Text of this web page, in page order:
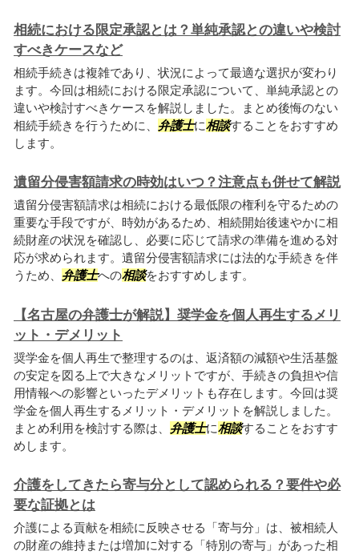
相続における限定承認とは？単純承認との違いや検討
すべきケースなど
相続手続きは複雑であり、状況によって最適な選択が変わり
ます。今回は相続における限定承認について、単純承認との
違いや検討すべきケースを解説しました。まとめ後悔のない
相続手続きを行うために、 弁護士に相談することをおすすめ
します。
遺留分侵害額請求の時効はいつ？注意点も併せて解説
遺留分侵害額請求は相続における最低限の権利を守るための
重要な手段ですが、時効があるため、相続開始後速やかに相
続財産の状況を確認し、必要に応じて請求の準備を進める対
応が求められます。遺留分侵害額請求には法的な手続きを伴
うため、 弁護士への相談をおすすめします。
【名古屋の弁護士が解説】奨学金を個人再生するメリ
ット・デメリット
奨学金を個人再生で整理するのは、返済額の減額や生活基盤
の安定を図る上で大きなメリットですが、手続きの負担や信
用情報への影響といったデメリットも存在します。今回は奨
学金を個人再生するメリット・デメリットを解説しました。
まとめ利用を検討する際は、 弁護士に相談することをおすす
めします。
介護をしてきたら寄与分として認められる？要件や必
要な証拠とは
介護による貢献を相続に反映させる「寄与分」は、被相続人
の財産の維持または増加に対する「特別の寄与」があった相